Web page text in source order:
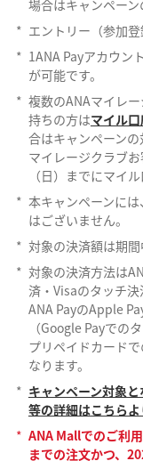
場合はキャンペーン
* エントリー（参加
* 1ANA Payアカウン
が可能です。
* 複数のANAマイレ
持ちの方はマイル
合はキャンペーン
マイレージクラブ
（日）までにマイ
* 本キャンペーンに
はございません。
* 対象の決済額は期間
* 対象の決済方法は
済・Visaのタッチ
ANA PayのApple
（Google Payでの
プリペイドカード
なります。
* キャンペーン対象
等の詳細はこちらよ
* ANA Mallでのご利
までの注文かつ、